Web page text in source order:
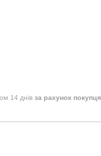
14 днів за рахунок покупця